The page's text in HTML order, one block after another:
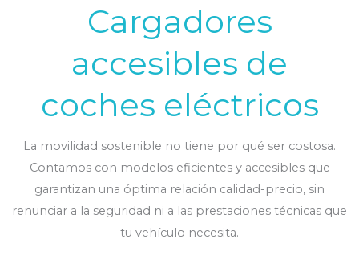
Cargadores
accesibles de
coches eléctricos
La movilidad sostenible no tiene por qué ser costosa.
Contamos con modelos eficientes y accesibles que
garantizan una óptima relación calidad-precio, sin
renunciar a la seguridad ni a las prestaciones técnicas que
tu vehículo necesita.